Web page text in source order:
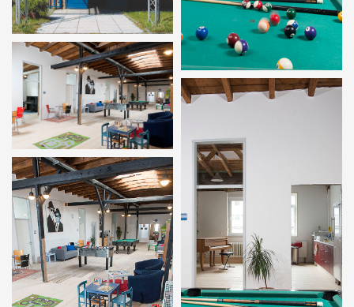
Eingang der Musikschule
INTAKT
Das "Wohnzimmer" der
Musikschule (Foto:
Gustavo Alabiso)
Im Wohnzimmer der
Musikschule (Foto:
Gustavo Alabiso)
In der Musikschule –
Billiard-Tisch,
Übungszimmer und
Küche (Foto: Gustavo
Alabiso)